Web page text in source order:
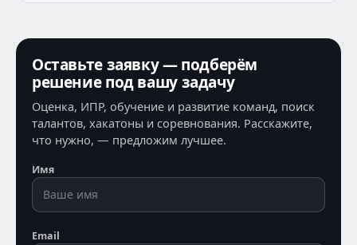
Оставьте заявку — подберём
решение под вашу задачу
Оценка, ИПР, обучение и развитие команд, поиск
талантов, хакатоны и соревнования. Расскажите,
что нужно, — предложим лучшее.
Имя
Email